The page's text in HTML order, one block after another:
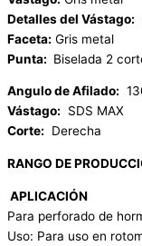
Detalles del Vástago:
Faceta: Gris metal
Punta: Biselada 2
Angulo de Afilado:
Vástago: SDS MAX
Corte: Derecha
RANGO DE
APLICACIÓN
Para perforado de
Uso: Para uso en